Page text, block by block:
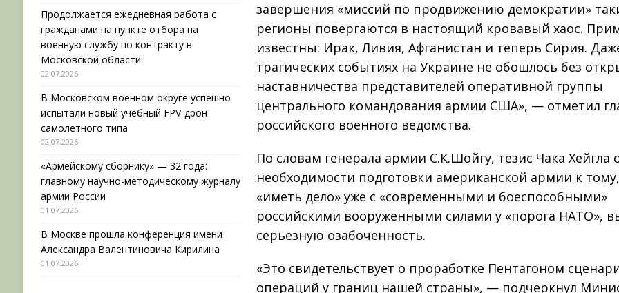
завершения «миссий по продвижению демократии»
регионы повергаются в настоящий кровавый хаос.
известны: Ирак, Ливия, Афганистан и теперь Сирия.
трагических событиях на Украине не обошлось без
наставничества представителей оперативной группы
центрального командования армии США», — отметил
российского военного ведомства.
По словам генерала армии С.К.Шойгу, тезис Чака Хейгла
необходимости подготовки американской армии к
«иметь дело» уже с «современными и боеспособными»
российскими вооруженными силами у «порога НАТО»,
серьезную озабоченность.
«Это свидетельствует о проработке Пентагоном
операций у границ нашей страны», — подчеркнул
Продолжается ежедневная работа с
гражданами на пункте отбора на
военную службу по контракту в
Московской области
02.07.2026
В Московском военном округе успешно
испытали новый учебный FPV-дрон
самолетного типа
02.07.2026
«Армейскому сборнику» — 32 года:
главному научно-методическому журналу
армии России
01.07.2026
В Москве прошла конференция имени
Александра Валентиновича Кирилина
01.07.2026